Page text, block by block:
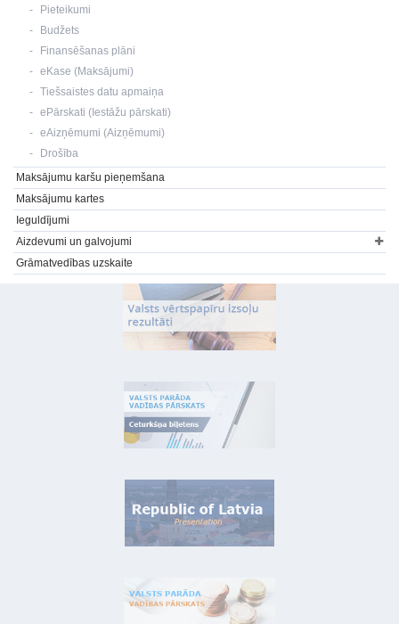
Pieteikumi
Budžets
Finansēšanas plāni
eKase (Maksājumi)
Tiešsaistes datu apmaiņa
ePārskati (Iestāžu pārskati)
eAizņēmumi (Aizņēmumi)
Drošība
Maksājumu karšu pieņemšana
Maksājumu kartes
Ieguldījumi
Aizdevumi un galvojumi
Grāmatvedības uzskaite